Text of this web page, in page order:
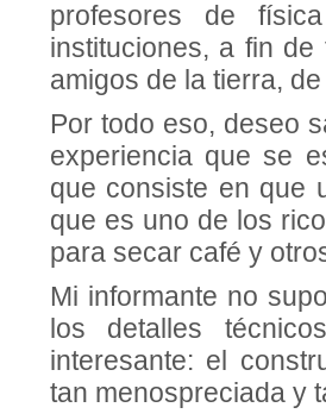
profesores de
instituciones, a fin
amigos de la tierra,
Por todo eso, deseo
experiencia que se
que consiste en que
que es uno de los
para secar café y
Mi informante no
los detalles
interesante: el
tan menospreciada y